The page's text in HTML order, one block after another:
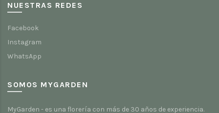
NUESTRAS REDES
Facebook
Instagram
WhatsApp
SOMOS MYGARDEN
MyGarden - es una florería con más de 30 años de experiencia.